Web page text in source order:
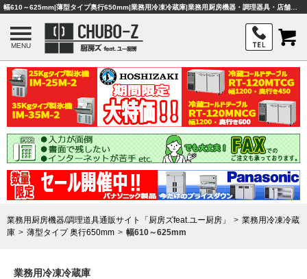
MENU
業務用厨房機器/調理道具通販サイト「厨房ズfeat.ユー厨房」
業務用冷凍冷蔵
庫
薄型タイプ 奥行650mm 幅610～625mm
業務用冷凍冷蔵庫